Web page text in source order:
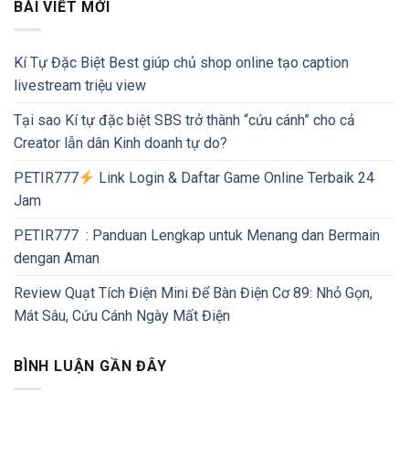
BÀI VIẾT MỚI
Kí Tự Đặc Biệt Best giúp chủ shop online tạo caption
livestream triệu view
Tại sao Kí tự đặc biệt SBS trở thành “cứu cánh” cho cả
Creator lẫn dân Kinh doanh tự do?
PETIR777
Link Login & Daftar Game Online Terbaik 24
Jam
PETIR777 : Panduan Lengkap untuk Menang dan Bermain
dengan Aman
Review Quạt Tích Điện Mini Để Bàn Điện Cơ 89: Nhỏ Gọn,
Mát Sâu, Cứu Cánh Ngày Mất Điện
BÌNH LUẬN GẦN ĐÂY